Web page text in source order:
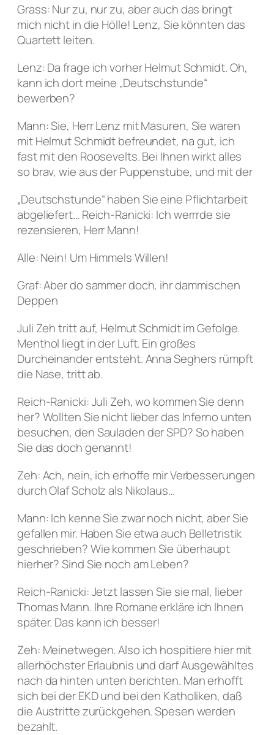
Grass: Nur zu, nur zu, aber auch das bringt
mich nicht in die Hölle! Lenz, Sie könnten das
Quartett leiten.
Lenz: Da frage ich vorher Helmut Schmidt. Oh,
kann ich dort meine „Deutschstunde“
bewerben?
Mann: Sie, Herr Lenz mit Masuren, Sie waren
mit Helmut Schmidt befreundet, na gut, ich
fast mit den Roosevelts. Bei Ihnen wirkt alles
so brav, wie aus der Puppenstube, und mit der
„Deutschstunde“ haben Sie eine Pflichtarbeit
abgeliefert… Reich-Ranicki: Ich werrrde sie
rezensieren, Herr Mann!
Alle: Nein! Um Himmels Willen!
Graf: Aber do sammer doch, ihr dammischen
Deppen
Juli Zeh tritt auf, Helmut Schmidt im Gefolge.
Menthol liegt in der Luft. Ein großes
Durcheinander entsteht. Anna Seghers rümpft
die Nase, tritt ab.
Reich-Ranicki: Juli Zeh, wo kommen Sie denn
her? Wollten Sie nicht lieber das Inferno unten
besuchen, den Sauladen der SPD? So haben
Sie das doch genannt!
Zeh: Ach, nein, ich erhoffe mir Verbesserungen
durch Olaf Scholz als Nikolaus…
Mann: Ich kenne Sie zwar noch nicht, aber Sie
gefallen mir. Haben Sie etwa auch Belletristik
geschrieben? Wie kommen Sie überhaupt
hierher? Sind Sie noch am Leben?
Reich-Ranicki: Jetzt lassen Sie sie mal, lieber
Thomas Mann. Ihre Romane erkläre ich Ihnen
später. Das kann ich besser!
Zeh: Meinetwegen. Also ich hospitiere hier mit
allerhöchster Erlaubnis und darf Ausgewähltes
nach da hinten unten berichten. Man erhofft
sich bei der EKD und bei den Katholiken, daß
die Austritte zurückgehen. Spesen werden
bezahlt.